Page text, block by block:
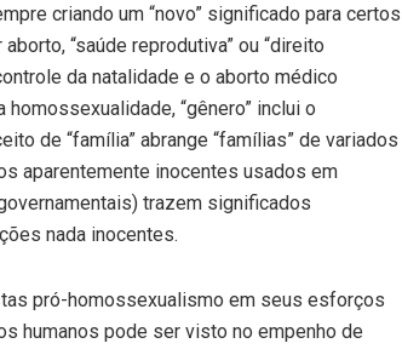
criando um “novo” significado para certos
“saúde reprodutiva” ou “direito
da natalidade e o aborto médico
“gênero” inclui o
de “família” abrange “famílias” de variados
aparentemente inocentes usados em
trazem significados
nada inocentes.
pró-homossexualismo em seus esforços
humanos pode ser visto no empenho de